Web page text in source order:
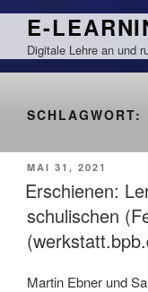
Zum
springen
E-
Digitale Lehre an und
SCHLAGWORT:
VERÖFFENTLICHT
AM
MAI 31, 2021
Erschienen:
schulischen
Martin Ebner und